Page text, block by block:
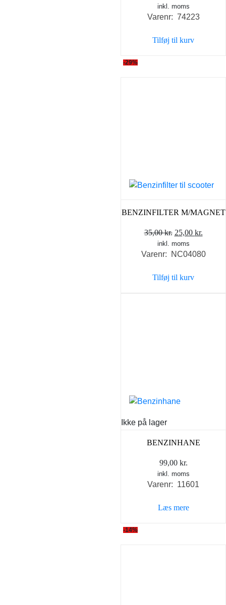
inkl. moms
Varenr: 74223
Tilføj til kurv
-29%
BENZINFILTER M/MAGNET
35,00kr. Den
oprindelige
pris
35,00 kr..
25,00 kr.
pris
inkl. moms
Varenr: NC04080
Tilføj til kurv
Ikke på lager
BENZINHANE
99,00 kr.
inkl. moms
Varenr: 11601
Læs mere
-14%